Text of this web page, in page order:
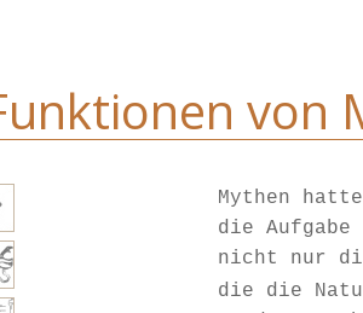
von
Mythen
die
nicht nur
die die